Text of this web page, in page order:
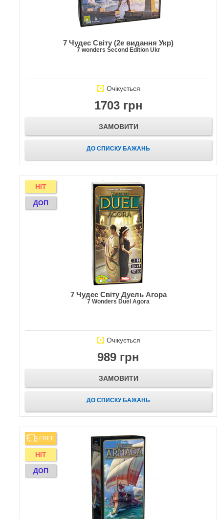
7 Чудес Світу (2е видання Укр)
7 wonders Second Edition Ukr
Очікується
1703 грн
ЗАМОВИТИ
ДО СПИСКУ БАЖАНЬ
HIT
ДОП
7 Чудес Світу Дуель Агора
7 Wonders Duel Agora
Очікується
989 грн
ЗАМОВИТИ
ДО СПИСКУ БАЖАНЬ
FREE
HIT
ДОП